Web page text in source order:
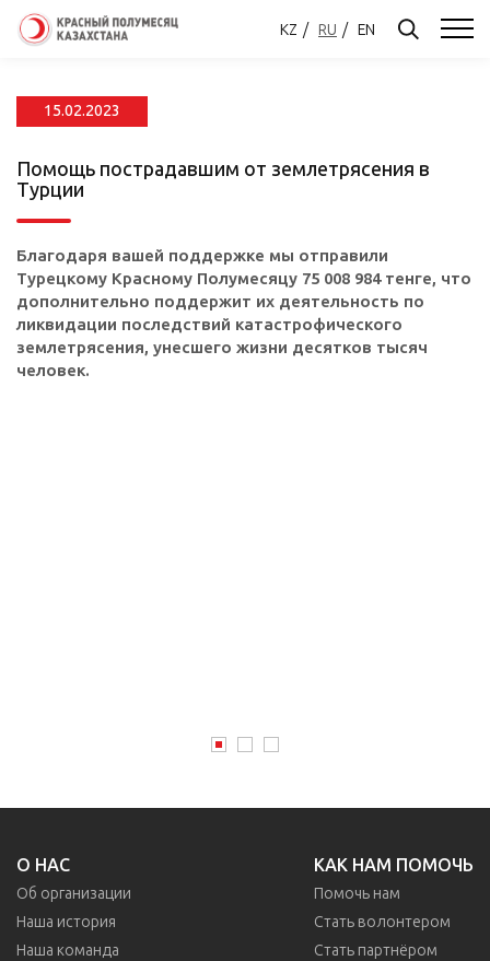
KZ RU EN
15.02.2023
Помощь пострадавшим от землетрясения в
Турции
Благодаря вашей поддержке мы отправили
Турецкому Красному Полумесяцу 75 008 984 тенге, что
дополнительно поддержит их деятельность по
ликвидации последствий катастрофического
землетрясения, унесшего жизни десятков тысяч
человек.
О НАС
Об организации
Наша история
Наша команда
КАК НАМ ПОМОЧЬ
Помочь нам
Стать волонтером
Стать партнёром